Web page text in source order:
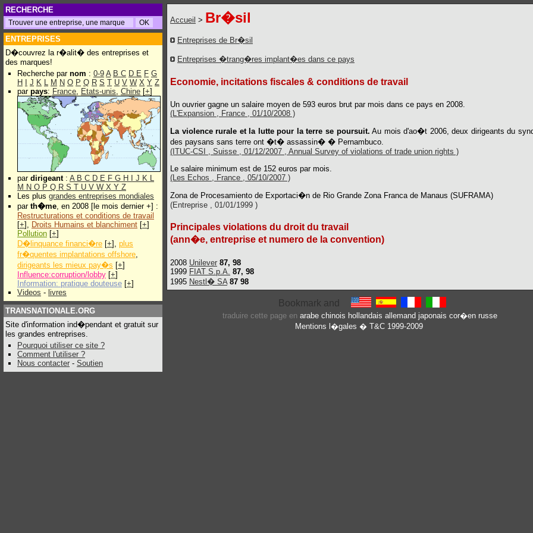
RECHERCHE
ENTREPRISES
D�couvrez la r�alit� des entreprises et
des marques!
Recherche par nom : 0-9 A B C D E F G
H
J K L M N O P Q R S T U V W X Y Z
par pays: France, Etats-unis, Chine [+]
par dirigeant: A B C D E F G H J K L
M N O P Q R S T U V W X Y Z
Les plus grandes entreprises mondiales
par th�me, en 2008 [le mois dernier +] :
Restructurations et conditions de travail
[+], Droits Humains et blanchiment [+]
Pollution [+]
D�linquance financi�re [+], plus
fr�quentes implantations offshore,
dirigeants les mieux pay�s [+]
Influence:corruption/lobby [+]
Information: pratique douteuse [+]
Videos - livres
TRANSNATIONALE.ORG
Site d'information ind�pendant et gratuit sur
les grandes entreprises.
Pourquoi utiliser ce site ?
Comment l'utiliser ?
Nous contacter - Soutien
Accueil > Br�sil
Entreprises de Br�sil
Entreprises �trang�res implant�es dans ce pays
Economie, incitations fiscales & conditions de travail
Un ouvrier gagne un salaire moyen de 593 euros brut par mois dans ce pays en 2008.
(L'Expansion , France , 01/10/2008 )
La violence rurale et la lutte pour la terre se poursuit. Au mois d'ao�t 2006, deux dirigeants du
des paysans sans terre ont �t� assassin� � Pernambuco.
(ITUC-CSI , Suisse , 01/12/2007 , Annual Survey of violations of trade union rights )
Le salaire minimum est de 152 euros par mois.
(Les Echos , France , 05/10/2007 )
Zona de Procesamiento de Exportaci�n de Rio Grande Zona Franca de Manaus (SUFRAMA)
(Entreprise , 01/01/1999 )
Principales violations du droit du travail
(ann�e, entreprise et numero de la convention)
2008 Unilever 87, 98
1999 FIAT S.p.A. 87, 98
1995 Nestl� SA 87 98
traduire cette page en arabe chinois hollandais allemand japonais cor�en russe
Mentions l�gales � T&C 1999-2009